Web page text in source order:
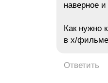
наверное
Как нужно
в х/
Ответить